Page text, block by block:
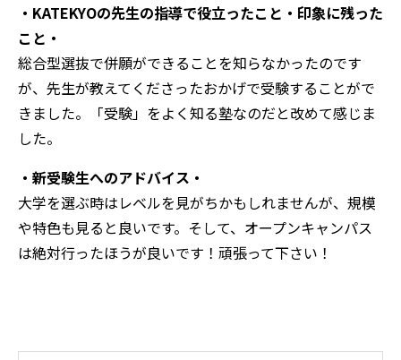
・KATEKYOの先生の指導で役立ったこと・印象に残った
こと・
総合型選抜で併願ができることを知らなかったのです
が、先生が教えてくださったおかげで受験することがで
きました。「受験」をよく知る塾なのだと改めて感じま
した。
・新受験生へのアドバイス・
大学を選ぶ時はレベルを見がちかもしれませんが、規模
や特色も見ると良いです。そして、オープンキャンパス
は絶対行ったほうが良いです！頑張って下さい！